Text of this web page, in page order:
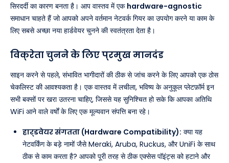
सिरदर्दी का कारण बनता है। आप वास्तव में एक hardware-agnostic
समाधान चाहते हैं जो आपको अपने वर्तमान नेटवर्क गियर का उपयोग करने या काम के
लिए सबसे अच्छा नया हार्डवेयर चुनने की स्वतंत्रता देता है।
विक्रेता चुनने के लिए प्रमुख मानदंड
साइन करने से पहले, संभावित भागीदारों की ठीक से जांच करने के लिए आपको एक ठोस
चेकलिस्ट की आवश्यकता है। एक वास्तव में लचीला, भविष्य के अनुकूल प्लेटफ़ॉर्म इन
सभी बक्सों पर खरा उतरना चाहिए, जिससे यह सुनिश्चित हो सके कि आपका अतिथि
WiFi आने वाले वर्षों के लिए एक मूल्यवान संपत्ति बना रहे।
हार्डवेयर संगतता (Hardware Compatibility): क्या यह
नेटवर्किंग के बड़े नामों जैसे Meraki, Aruba, Ruckus, और UniFi के साथ
ठीक से काम करता है? आपको पूरी तरह से ठीक एक्सेस पॉइंट्स को हटाने और